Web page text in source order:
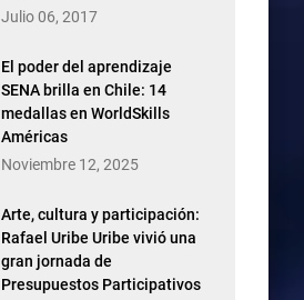
Julio 06, 2017
El poder del aprendizaje
SENA brilla en Chile: 14
medallas en WorldSkills
Américas
Noviembre 12, 2025
Arte, cultura y participación:
Rafael Uribe Uribe vivió una
gran jornada de
Presupuestos Participativos